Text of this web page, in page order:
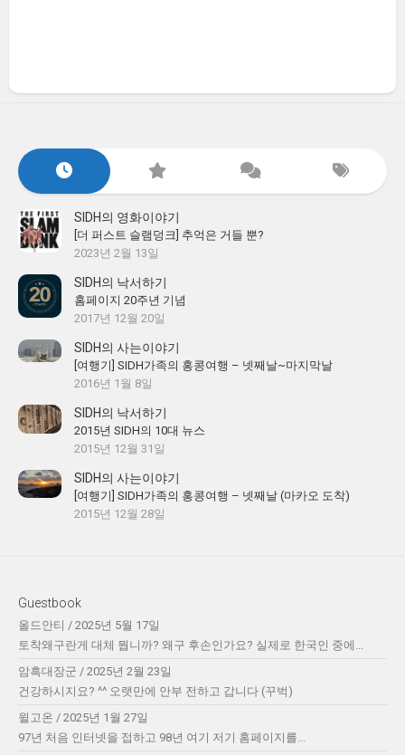
SIDH의 영화이야기
[더 퍼스트 슬램덩크] 추억은 거들 뿐?
2023년 2월 13일
SIDH의 낙서하기
홈페이지 20주년 기념
2017년 12월 20일
SIDH의 사는이야기
[여행기] SIDH가족의 홍콩여행 – 넷째날~마지막날
2016년 1월 8일
SIDH의 낙서하기
2015년 SIDH의 10대 뉴스
2015년 12월 31일
SIDH의 사는이야기
[여행기] SIDH가족의 홍콩여행 – 넷째날 (마카오 도착)
2015년 12월 28일
Guestbook
올드안티 / 2025년 5월 17일
토착왜구란게 대체 뭡니까? 왜구 후손인가요? 실제로 한국인 중에...
암흑대장군 / 2025년 2월 23일
건강하시지요? ^^ 오랫만에 안부 전하고 갑니다 (꾸벅)
윌고온 / 2025년 1월 27일
97년 처음 인터넷을 접하고 98년 여기 저기 홈페이지를...